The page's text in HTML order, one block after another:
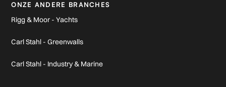
ONZE ANDERE BRANCHES
Rigg & Moor - Yachts
Carl Stahl - Greenwalls
Carl Stahl - Industry & Marine